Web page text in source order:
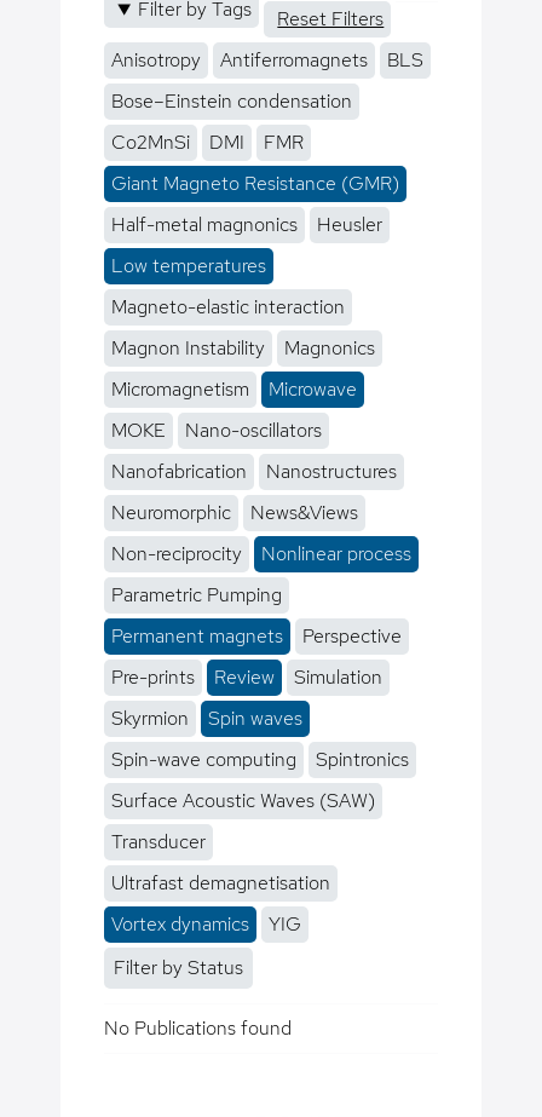
Filter by Tags
Reset Filters
Anisotropy
Antiferromagnets
BLS
Bose–Einstein condensation
Co2MnSi
DMI
FMR
Giant Magneto Resistance (GMR)
Half-metal magnonics
Heusler
Low temperatures
Magneto-elastic interaction
Magnon Instability
Magnonics
Micromagnetism
Microwave
MOKE
Nano-oscillators
Nanofabrication
Nanostructures
Neuromorphic
News&Views
Non-reciprocity
Nonlinear process
Parametric Pumping
Permanent magnets
Perspective
Pre-prints
Review
Simulation
Skyrmion
Spin waves
Spin-wave computing
Spintronics
Surface Acoustic Waves (SAW)
Transducer
Ultrafast demagnetisation
Vortex dynamics
YIG
Filter by Status
No Publications found